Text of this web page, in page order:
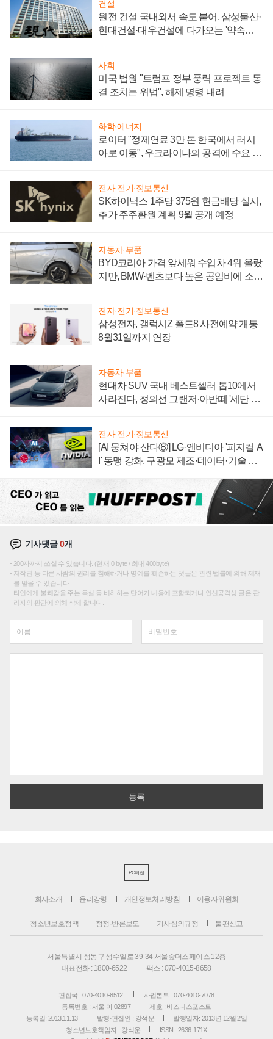
건설
원전 건설 국내외서 속도 붙어, 삼성물산·
현대건설·대우건설에 다가오는 '약속의
사회
미국 법원 "트럼프 정부 풍력 프로젝트 동
결 조치는 위법", 해제 명령 내려
화학·에너지
로이터 "정제연료 3만 톤 한국에서 러시
아로 이동", 우크라이나의 공격에 수요 늘
전자·전기·정보통신
SK하이닉스 1주당 375원 현금배당 실시,
추가 주주환원 계획 9월 공개 예정
자동차·부품
BYD코리아 가격 앞세워 수입차 4위 올랐
지만, BMW·벤츠보다 높은 공임비에 소비
전자·전기·정보통신
삼성전자, 갤럭시Z 폴드8 사전예약 개통
8월31일까지 연장
자동차·부품
현대차 SUV 국내 베스트셀러 톱10에서
사라진다, 정의선 그랜저·아반떼 '세단 쌍
전자·전기·정보통신
[AI 뭉쳐야 산다⑧] LG·엔비디아 '피지컬 A
I' 동맹 강화, 구광모 제조·데이터·기술 결
기사댓글0개
200자까지 쓰실 수 있습니다. (현재 0 byte / 최대 400byte)
저작권 등 다른 사람의 권리를 침해하거나 명예를 훼손하는 댓글은 관련 법률에 의해 제재
를 받을 수 있습니다.
타인에게 불쾌감을 주는 욕설 등 비하하는 단어가 내용에 포함되거나 인신공격성 글은 관
리자의 판단에 의해 삭제 합니다.
PC버전
회사소개 윤리강령 개인정보처리방침 이용자위원회
청소년보호정책 정정·반론보도 기사심의규정 불편신고
서울특별시 성동구 성수일로 39-34 서울숲더스페이스 12층
대표전화 : 1800-6522
팩스 : 070-4015-8658
편집국 : 070-4010-8512
사업본부 : 070-4010-7078
등록번호 : 서울 아 02897
제호 : 비즈니스포스트
등록일: 2013.11.13
발행·편집인 : 강석운
발행일자: 2013년 12월 2일
청소년보호책임자 : 강석운
ISSN : 2636-171X